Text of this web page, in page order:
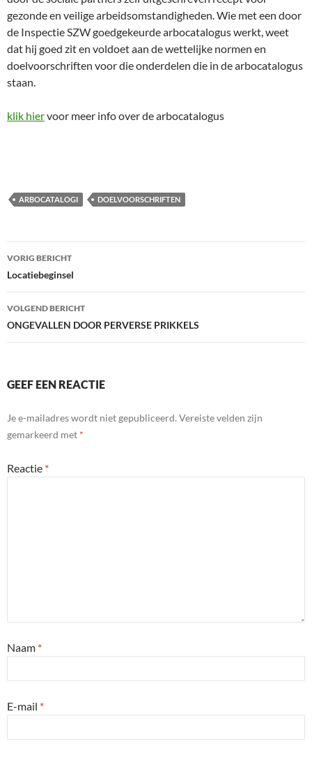
gezonde en veilige arbeidsomstandigheden. Wie met een door
de Inspectie SZW goedgekeurde arbocatalogus werkt, weet
dat hij goed zit en voldoet aan de wettelijke normen en
doelvoorschriften voor die onderdelen die in de arbocatalogus
staan.
klik hiervoor meer info over de arbocatalogus
ARBOCATALOGI DOELVOORSCHRIFTEN
Bericht
navigatie
VORIG BERICHT
Locatiebeginsel
VOLGEND BERICHT
ONGEVALLEN DOOR PERVERSE PRIKKELS
GEEF EEN REACTIE
Je e-mailadres wordt niet gepubliceerd. Vereiste velden zijn
gemarkeerd met *
Reactie *
Naam *
E-mail *